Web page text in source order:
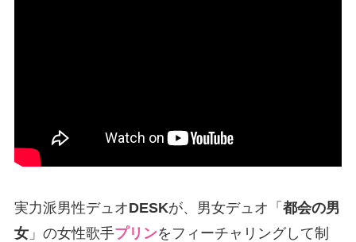
実力派男性デュオDESKが、男女デュオ「 都会の男
女」の女性歌手プリンをフィーチャリングして制